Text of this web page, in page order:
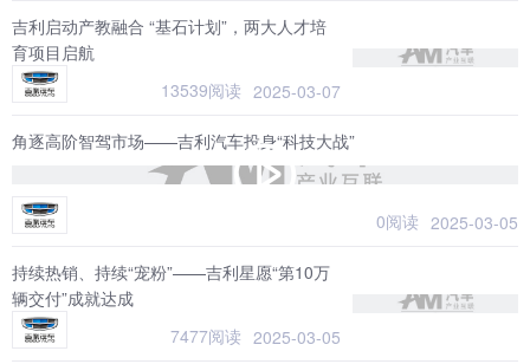
吉利启动产教融合 “基石计划”，两大人才培
育项目启航
13539阅读 2025-03-07
角逐高阶智驾市场——吉利汽车投身“科技大战”
0阅读 2025-03-05
持续热销、持续“宠粉”——吉利星愿“第10万
辆交付”成就达成
7477阅读 2025-03-05